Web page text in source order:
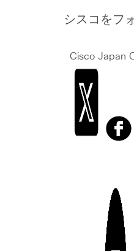
シスコをフ
Cisco Japan